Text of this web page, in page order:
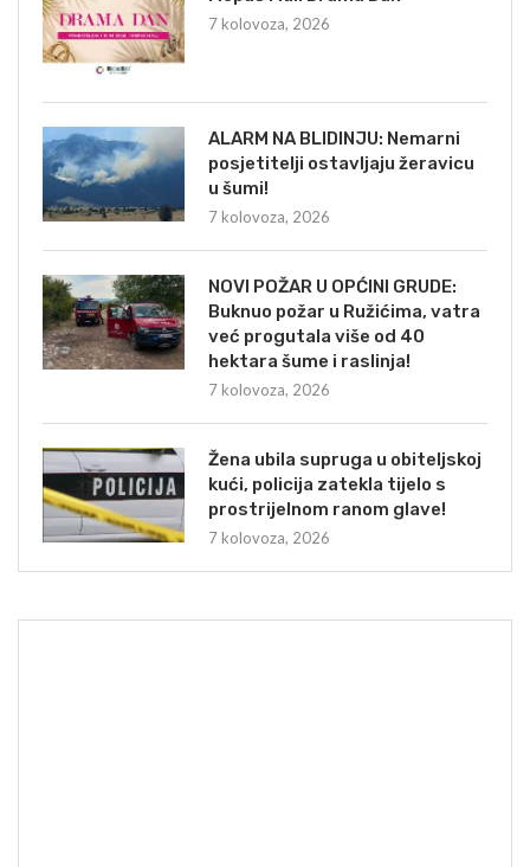
7 kolovoza, 2026
ALARM NA BLIDINJU: Nemarni
posjetitelji ostavljaju žeravicu
u šumi!
7 kolovoza, 2026
NOVI POŽAR U OPĆINI GRUDE:
Buknuo požar u Ružićima, vatra
već progutala više od 40
hektara šume i raslinja!
7 kolovoza, 2026
Žena ubila supruga u obiteljskoj
kući, policija zatekla tijelo s
prostrijelnom ranom glave!
7 kolovoza, 2026